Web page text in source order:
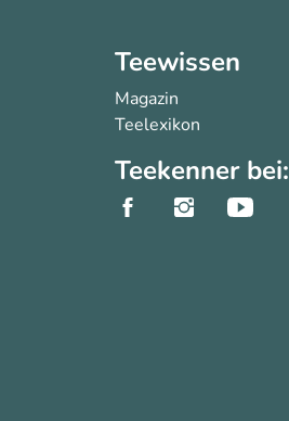
Teewissen
Magazin
Teelexikon
Teekenner bei: